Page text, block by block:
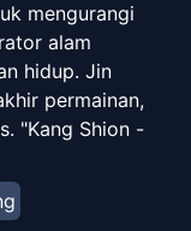
mengurangi
alam
hidup. Jin
permainan,
"Kang Shion -
Shion,
tertandingi. Jin